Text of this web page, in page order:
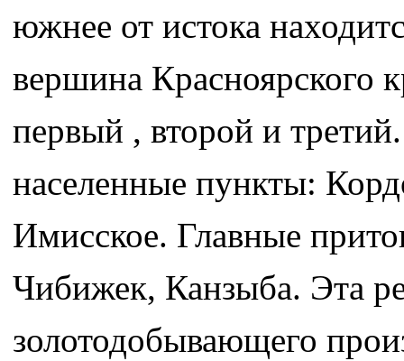
южнее от истока
вершина Красноярского
первый , второй и
населенные пункты:
Имисское. Главные
Чибижек, Канзыба. Эта
золотодобывающего